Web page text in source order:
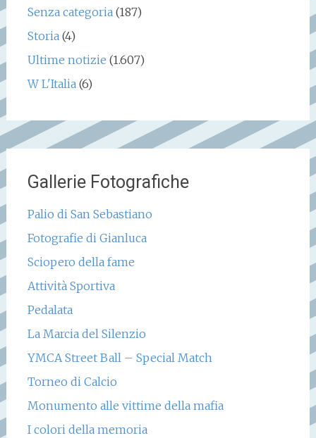
Senza categoria(187)
Storia(4)
Ultime notizie (1.607)
W L'Italia(6)
Gallerie Fotografiche
Palio di San Sebastiano
Fotografie di Gianluca
Sciopero della fame
Attività Sportiva
Pedalata
La Marcia del Silenzio
YMCA Street Ball – Special Match
Torneo di Calcio
Monumento alle vittime della mafia
I colori della memoria